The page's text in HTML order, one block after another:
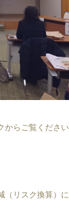
らご覧ください
リスク換算）